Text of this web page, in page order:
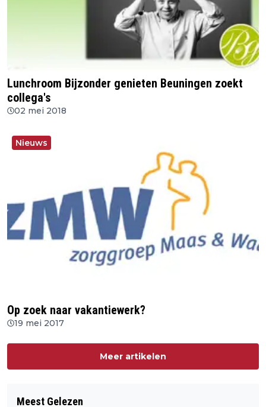
Lunchroom Bijzonder genieten Beuningen zoekt
collega's
02 mei 2018
Nieuws
Op zoek naar vakantiewerk?
19 mei 2017
Meer artikelen
Meest Gelezen